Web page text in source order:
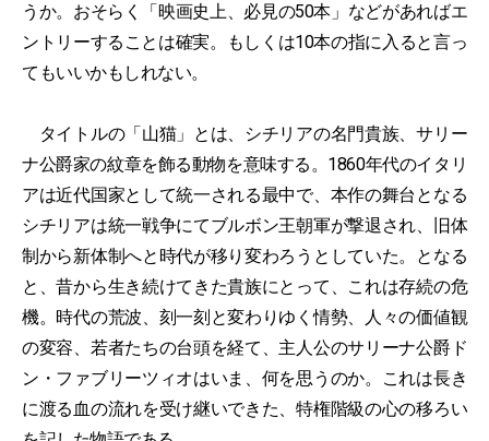
うか。おそらく「映画史上、必見の50本」などがあればエ
ントリーすることは確実。もしくは10本の指に入ると言っ
てもいいかもしれない。
タイトルの「山猫」とは、シチリアの名門貴族、サリー
ナ公爵家の紋章を飾る動物を意味する。1860年代のイタリ
アは近代国家として統一される最中で、本作の舞台となる
シチリアは統一戦争にてブルボン王朝軍が撃退され、旧体
制から新体制へと時代が移り変わろうとしていた。となる
と、昔から生き続けてきた貴族にとって、これは存続の危
機。時代の荒波、刻一刻と変わりゆく情勢、人々の価値観
の変容、若者たちの台頭を経て、主人公のサリーナ公爵ド
ン・ファブリーツィオはいま、何を思うのか。これは長き
に渡る血の流れを受け継いできた、特権階級の心の移ろい